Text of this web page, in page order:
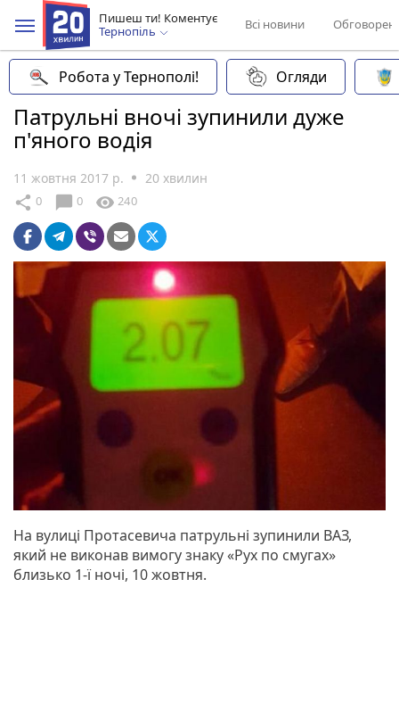
Пишеш ти! Коментує
Тернопіль
Всі новини
Робота у Тернополі! Огляди
Патрульні вночі зупинили дуже
п'яного водія
11 жовтня 2017 р. 20 хвилин
share 0 chat_bubble 0 visibility 240
На вулиці Протасевича патрульні зупинили ВАЗ,
який не виконав вимогу знаку «Рух по смугах»
близько 1-ї ночі, 10 жовтня.